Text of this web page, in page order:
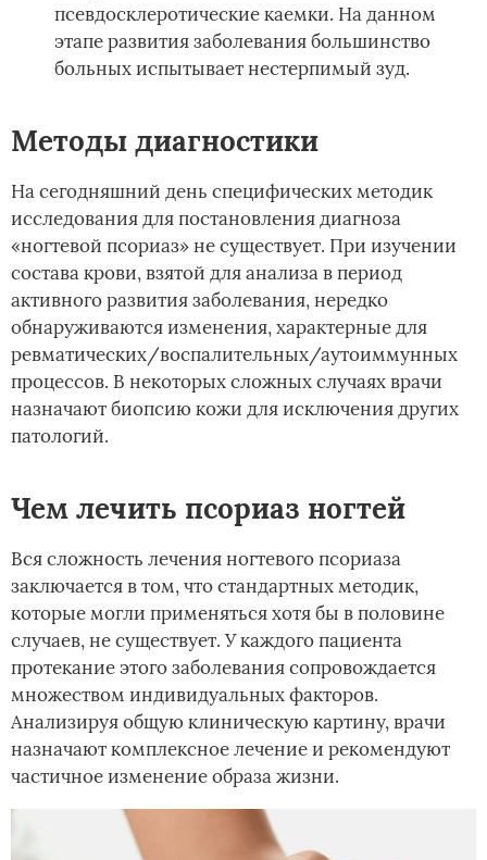
псевдосклеротические каемки. На данном
этапе развития заболевания большинство
больных испытывает нестерпимый зуд.
Методы диагностики
На сегодняшний день специфических методик
исследования для постановления диагноза
«ногтевой псориаз» не существует. При изучении
состава крови, взятой для анализа в период
активного развития заболевания, нередко
обнаруживаются изменения, характерные для
ревматических/воспалительных/аутоиммунных
процессов. В некоторых сложных случаях врачи
назначают биопсию кожи для исключения других
патологий.
Чем лечить псориаз ногтей
Вся сложность лечения ногтевого псориаза
заключается в том, что стандартных методик,
которые могли применяться хотя бы в половине
случаев, не существует. У каждого пациента
протекание этого заболевания сопровождается
множеством индивидуальных факторов.
Анализируя общую клиническую картину, врачи
назначают комплексное лечение и рекомендуют
частичное изменение образа жизни.